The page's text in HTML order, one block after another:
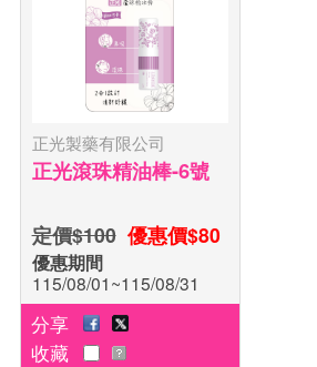
正光製藥有限公司
正光滾珠精油棒-6號
定價$100 優惠價$80
優惠期間
115/08/01~115/08/31
分享
收藏